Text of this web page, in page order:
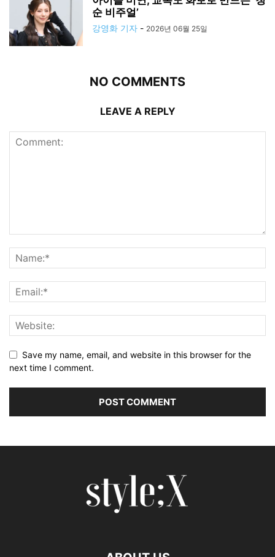
순 비주얼’
강영화 기자 - 2026년 06월 25일
NO COMMENTS
LEAVE A REPLY
Save my name, email, and website in this browser for the
next time I comment.